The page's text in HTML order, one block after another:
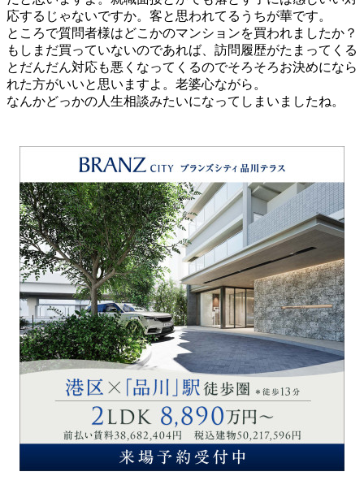
応するじゃないですか。客と思われてるうちが華です。
ところで質問者様はどこかのマンションを買われましたか？
もしまだ買っていないのであれば、訪問履歴がたまってくる
とだんだん対応も悪くなってくるのでそろそろお決めになら
れた方がいいと思いますよ。老婆心ながら。
なんかどっかの人生相談みたいになってしまいましたね。